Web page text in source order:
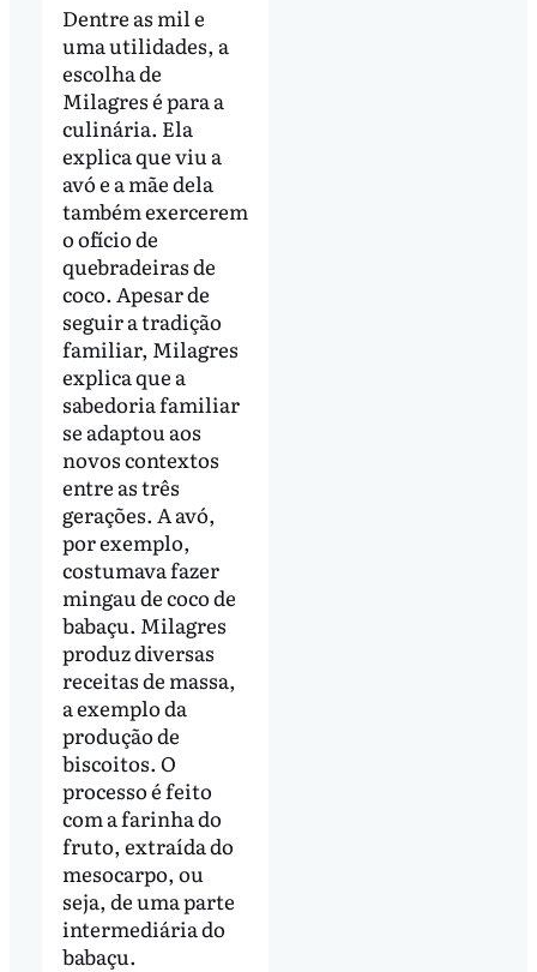
Dentre as mil e
uma utilidades, a
escolha de
Milagres é para a
culinária. Ela
explica que viu a
avó e a mãe dela
também exercerem
o ofício de
quebradeiras de
coco. Apesar de
seguir a tradição
familiar, Milagres
explica que a
sabedoria familiar
se adaptou aos
novos contextos
entre as três
gerações. A avó,
por exemplo,
costumava fazer
mingau de coco de
babaçu. Milagres
produz diversas
receitas de massa,
a exemplo da
produção de
biscoitos. O
processo é feito
com a farinha do
fruto, extraída do
mesocarpo, ou
seja, de uma parte
intermediária do
babaçu.